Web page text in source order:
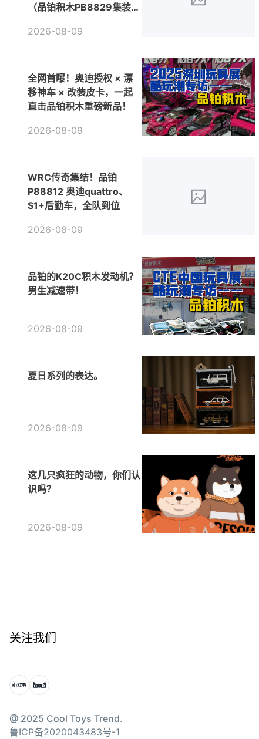
（品铂积木PB8829集装箱
2026-08-09
全网首曝！奥迪授权 × 漂
移神车 × 改装皮卡，一起
直击品铂积木重磅新品！
2026-08-09
WRC传奇集结！品铂
P88812 奥迪quattro、
S1+后勤车，全队到位
2026-08-09
品铂的K20C积木发动机？
男生减速带！
2026-08-09
夏日系列的表达。
2026-08-09
这几只疯狂的动物，你们认
识吗？
2026-08-09
关注我们
@ 2025 Cool Toys Trend.
鲁ICP备2020043483号-1